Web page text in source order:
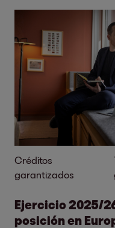
Créditos
garantizados
Ejercicio 2025/
posición en